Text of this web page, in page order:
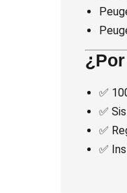
✅
✅
✅
✅